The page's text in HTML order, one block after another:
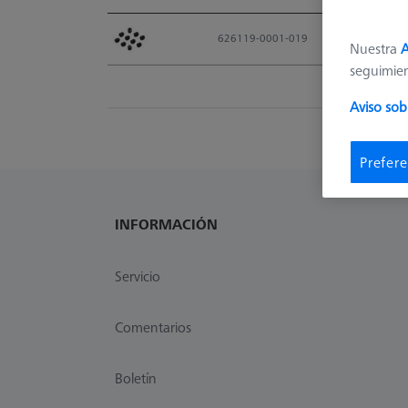
626119-0001-019
INFORMACIÓN
Servicio
Comentarios
Boletín
Nuestra
Aviso